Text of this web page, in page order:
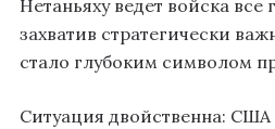
Нетаньяху ведет войска
захватив стратегически
стало глубоким символом
Ситуация двойственна: